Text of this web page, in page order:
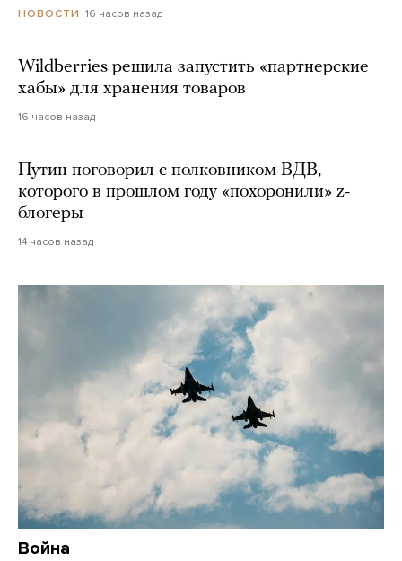
НОВОСТИ 16 часов назад
Wildberries решила запустить «партнерские
хабы» для хранения товаров
16 часов назад
Путин поговорил с полковником ВДВ,
которого в прошлом году «похоронили» z-
блогеры
14 часов назад
Война